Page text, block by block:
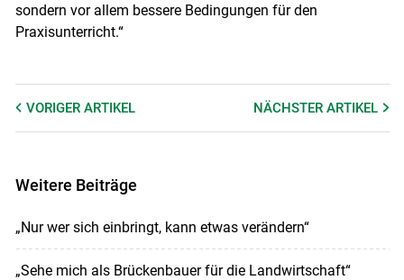
sondern vor allem bessere Bedingungen für den
Praxisunterricht.“
VORIGER ARTIKEL NÄCHSTERARTIKEL
Weitere Beiträge
„Nur wer sich einbringt, kann etwas verändern“
„Sehe mich als Brückenbauer für die Landwirtschaft“